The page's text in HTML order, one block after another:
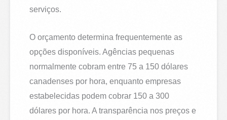
serviços.
O orçamento determina frequentemente as
opções disponíveis. Agências pequenas
normalmente cobram entre 75 a 150 dólares
canadenses por hora, enquanto empresas
estabelecidas podem cobrar 150 a 300
dólares por hora. A transparência nos preços e